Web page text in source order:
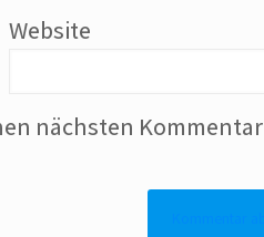
Website
nächsten Kommentar